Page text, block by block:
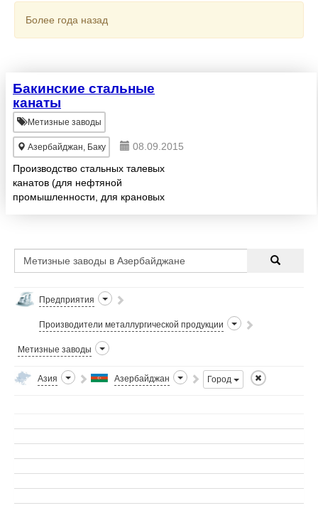
Более года назад
Бакинские стальные
канаты
Метизные заводы
Азербайджан, Баку
08.09.2015
Производство стальных талевых
канатов (для нефтяной
промышленности, для крановых
Предприятия
Производители металлургической продукции
Метизные заводы
Азия Азербайджан Город